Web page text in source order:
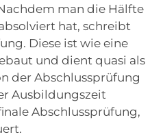
man die Hälfte
hat, schreibt
Diese ist wie eine
und dient quasi als
der Abschlussprüfung
Ausbildungszeit
Abschlussprüfung,